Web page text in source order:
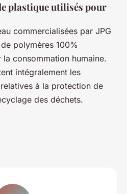
plastique utilisés pour
commercialisées par JPG
polymères 100%
consommation humaine.
intégralement les
à la protection de
des déchets.